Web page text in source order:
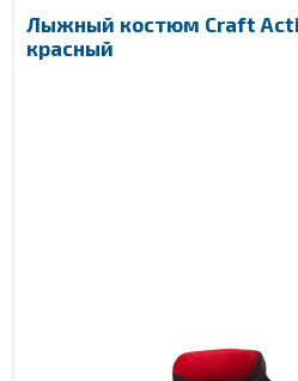
Лыжный костюм Craft
красный